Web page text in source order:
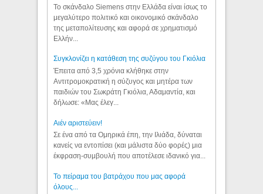
Το σκάνδαλο Siemens στην Ελλάδα είναι ίσως το
μεγαλύτερο πολιτικό και οικονομικό σκάνδαλο
της μεταπολίτευσης και αφορά σε χρηματισμό
Ελλήν...
Συγκλονίζει η κατάθεση της συζύγου του Γκιόλια
Έπειτα από 3,5 χρόνια κλήθηκε στην
Αντιτρομοκρατική η σύζυγος και μητέρα των
παιδιών του Σωκράτη Γκιόλια, Αδαμαντία, και
δήλωσε: «Μας έλεγ...
Aιέν αριστεύειν!
Σε ένα από τα Ομηρικά έπη, την Ιλιάδα, δύναται
κανείς να εντοπίσει (και μάλιστα δύο φορές) μια
έκφραση-συμβουλή που αποτέλεσε ιδανικό για...
Το πείραμα του βατράχου που μας αφορά
όλους...